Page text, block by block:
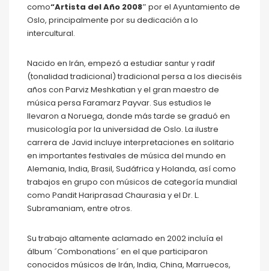
como“Artista del Año 2008″ por el Ayuntamiento de
Oslo, principalmente por su dedicación a lo
intercultural.
Nacido en Irán, empezó a estudiar santur y radif
(tonalidad tradicional) tradicional persa a los dieciséis
años con Parviz Meshkatian y el gran maestro de
música persa Faramarz Payvar. Sus estudios le
llevaron a Noruega, donde más tarde se graduó en
musicología por la universidad de Oslo. La ilustre
carrera de Javid incluye interpretaciones en solitario
en importantes festivales de música del mundo en
Alemania, India, Brasil, Sudáfrica y Holanda, así como
trabajos en grupo con músicos de categoría mundial
como Pandit Hariprasad Chaurasia y el Dr. L.
Subramaniam, entre otros.
Su trabajo altamente aclamado en 2002 incluía el
álbum ´Combonations´ en el que participaron
conocidos músicos de Irán, India, China, Marruecos,